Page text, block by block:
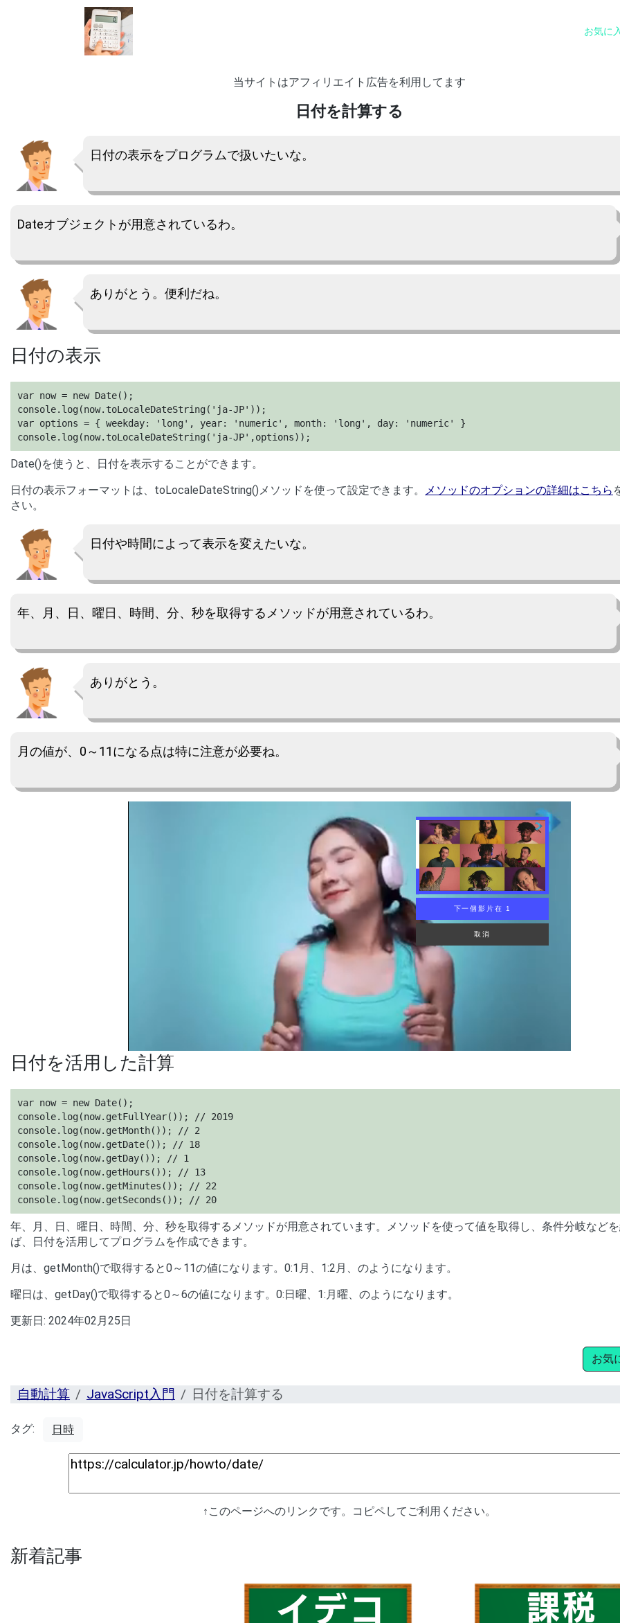
お気に
当サイトはアフィリエイト広告を利用してます
日付を計算する
日付の表示をプログラムで扱いたいな。
Dateオブジェクトが用意されているわ。
ありがとう。便利だね。
日付の表示
var now = new Date();
console.log(now.toLocaleDateString('ja-JP'));
var options = { weekday: 'long', year: 'numeric', month: 'long', day: 'numeric' }
console.log(now.toLocaleDateString('ja-JP',options));
Date()を使うと、日付を表示することができます。
日付の表示フォーマットは、toLocaleDateString()メソッドを使って設定できます。
メソッドのオプションの詳細はこちら
さい。
日付や時間によって表示を変えたいな。
年、月、日、曜日、時間、分、秒を取得するメソッドが用意されているわ。
ありがとう。
月の値が、0～11になる点は特に注意が必要ね。
日付を活用した計算
var now = new Date();
console.log(now.getFullYear()); // 2019
console.log(now.getMonth()); // 2
console.log(now.getDate()); // 18
console.log(now.getDay()); // 1
console.log(now.getHours()); // 13
console.log(now.getMinutes()); // 22
console.log(now.getSeconds()); // 20
年、月、日、曜日、時間、分、秒を取得するメソッドが用意されています。メソッドを使って値を取得し、条件分岐など
ば、日付を活用してプログラムを作成できます。
月は、getMonth()で取得すると0～11の値になります。0:1月、1:2月、のようになります。
曜日は、getDay()で取得すると0～6の値になります。0:日曜、1:月曜、のようになります。
更新日: 2024年02月25日
お気
自動計算 JavaScript入門 日付を計算する
タグ: 日時
↑このページへのリンクです。コピペしてご利用ください。
新着記事